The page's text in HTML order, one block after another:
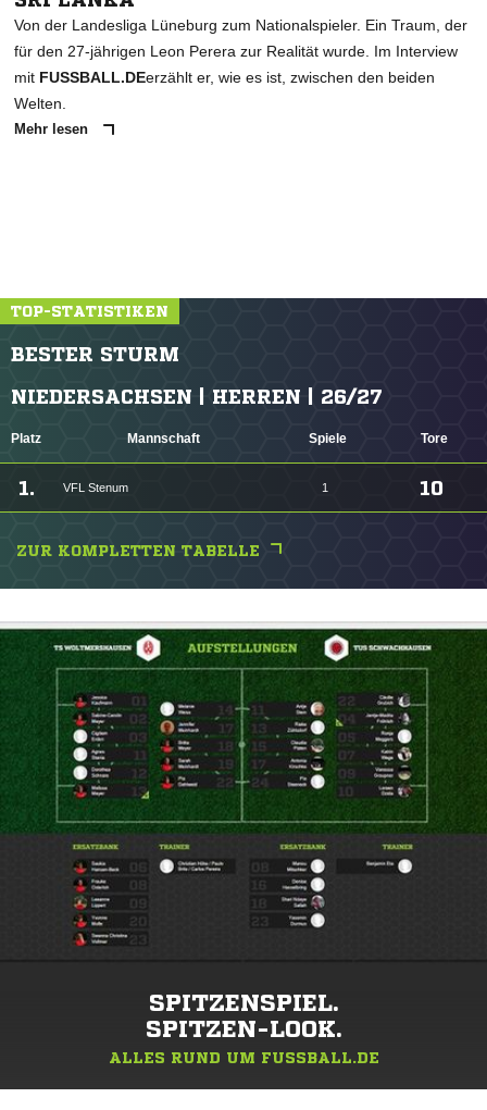
Von der Landesliga Lüneburg zum Nationalspieler. Ein Traum, der
für den 27-jährigen Leon Perera zur Realität wurde. Im Interview
mit FUSSBALL.DEerzählt er, wie es ist, zwischen den beiden
Welten.
Mehr lesen
TOP-STATISTIKEN
BESTER STURM
NIEDERSACHSEN | HERREN | 26/27
Platz Mannschaft Spiele Tore
1. VFL Stenum 1 10
ZUR KOMPLETTEN TABELLE
SPITZENSPIEL.
SPITZEN-LOOK.
ALLES RUND UM FUSSBALL.DE